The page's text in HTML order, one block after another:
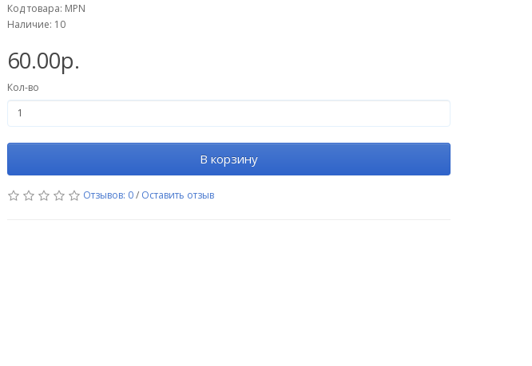
Код товара: MPN
Наличие: 10
60.00р.
Кол-во
В корзину
Отзывов: 0/ Оставить отзыв